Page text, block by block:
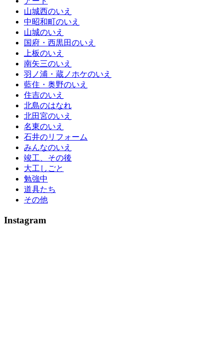
山城西のいえ
中昭和町のいえ
山城のいえ
国府・西黒田のいえ
上板のいえ
南矢三のいえ
羽ノ浦・蔵ノホケのいえ
藍住・奥野のいえ
住吉のいえ
北島のはなれ
北田宮のいえ
名東のいえ
石井のリフォーム
みんなのいえ
竣工、その後
大工しごと
勉強中
道具たち
その他
Instagram